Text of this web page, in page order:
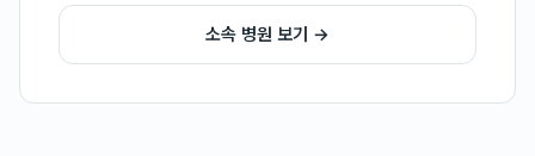
소속 병원 보기 →